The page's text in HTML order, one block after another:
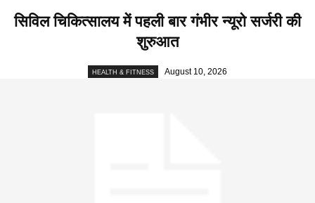
सिविल चिकित्सालय में पहली बार गंभीर न्यूरो सर्जरी की
शुरुआत
HEALTH & FITNESS August 10, 2026